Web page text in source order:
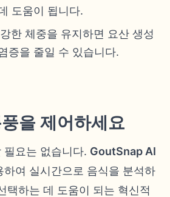
도움이 됩니다.
한 체중을 유지하면 요산 생성
증을 줄일 수 있습니다.
을 제어하세요
필요는 없습니다. GoutSnap AI
하여 실시간으로 음식을 분석하
택하는 데 도움이 되는 혁신적